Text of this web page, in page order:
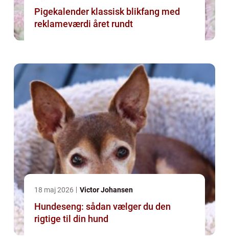
Pigekalender klassisk blikfang med
reklameværdi året rundt
18 maj 2026 Victor Johansen
Hundeseng: sådan vælger du den
rigtige til din hund